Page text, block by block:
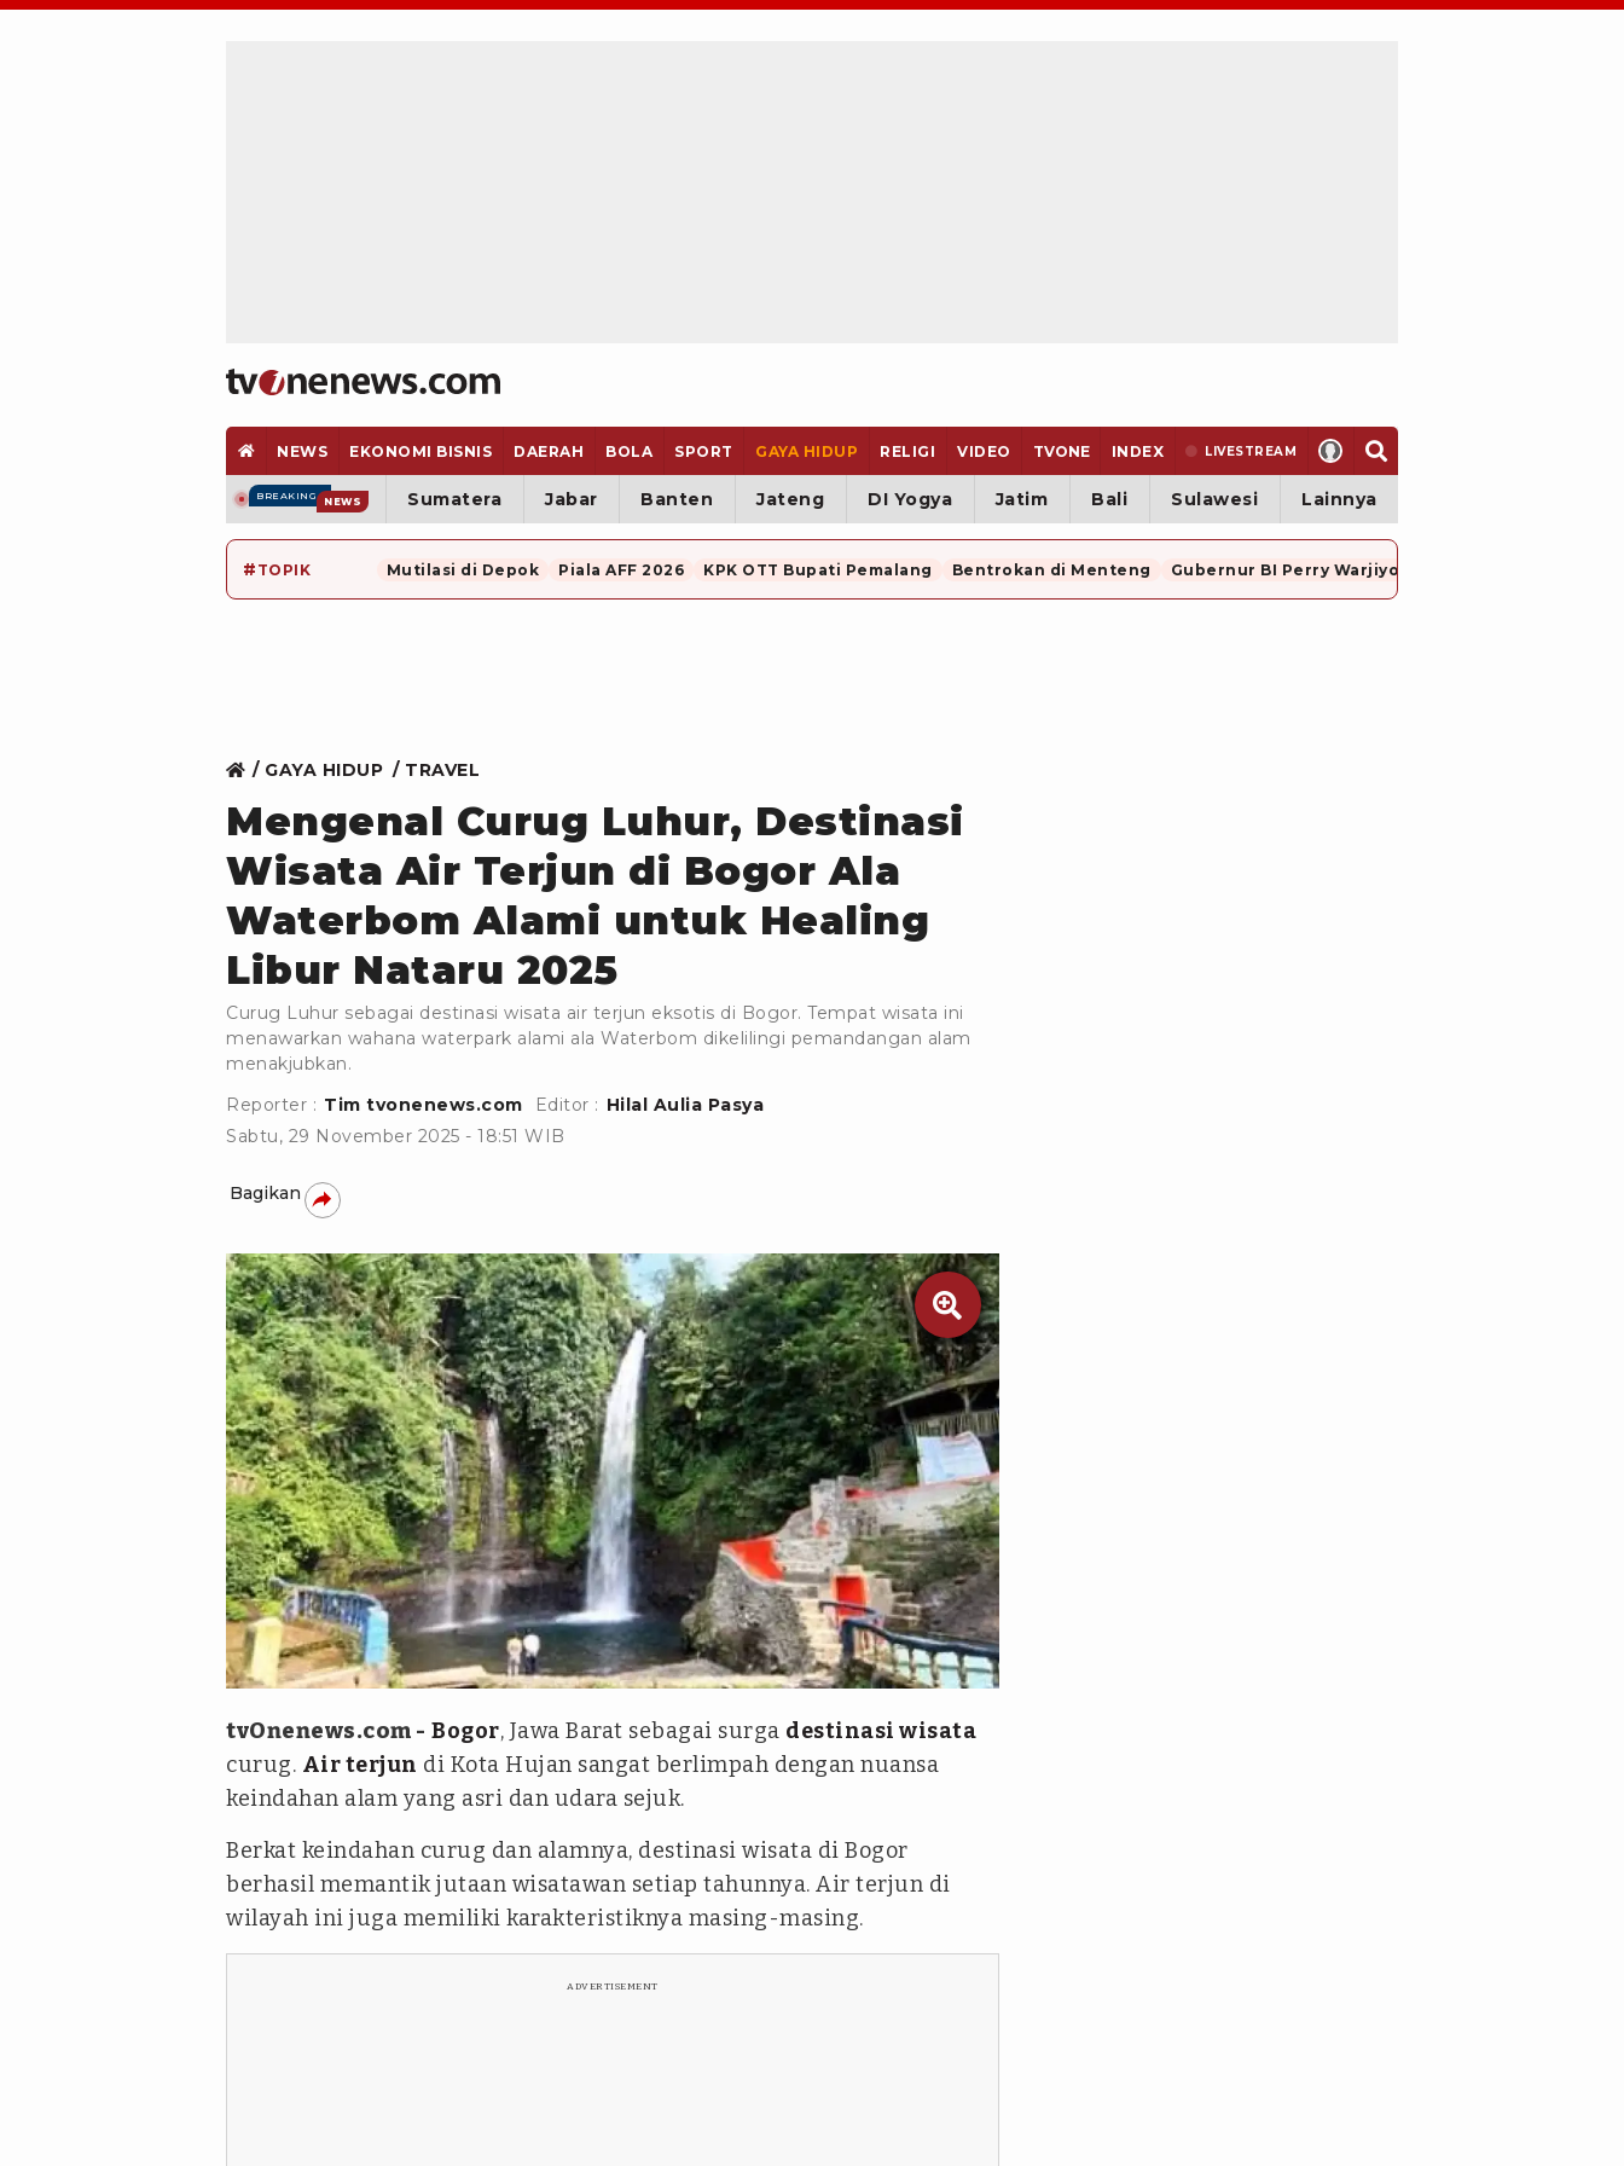
NEWS EKONOMI BISNIS DAERAH BOLA SPORT GAYA HIDUP RELIGI VIDEO TVONE INDEX LIVESTREAM
BREAKING NEWS Sumatera Jabar Banten Jateng DI Yogya Jatim Bali Sulawesi Lainnya
# TOPIK Mutilasi di Depok Piala AFF 2026 KPK OTT Bupati Pemalang Bentrokan di Menteng Gubernur BI Perry Warjiyo Mundur
GAYA HIDUP TRAVEL
Mengenal Curug Luhur, Destinasi
Wisata Air Terjun di Bogor Ala
Waterbom Alami untuk Healing
Libur Nataru 2025
Curug Luhur sebagai destinasi wisata air terjun eksotis di Bogor. Tempat wisata ini
menawarkan wahana waterpark alami ala Waterbom dikelilingi pemandangan alam
menakjubkan.
Reporter : Tim tvonenews.com Editor : Hilal Aulia Pasya
Sabtu, 29 November 2025 - 18:51 WIB
Bagikan

Facebook/Hilal
tvOnenews.com - Bogor, Jawa Barat sebagai surga destinasi wisata
curug. Air terjun di Kota Hujan sangat berlimpah dengan nuansa
keindahan alam yang asri dan udara sejuk.
Berkat keindahan curug dan alamnya, destinasi wisata di Bogor
berhasil memantik jutaan wisatawan setiap tahunnya. Air terjun di
wilayah ini juga memiliki karakteristiknya masing-masing.
ADVERTISEMENT